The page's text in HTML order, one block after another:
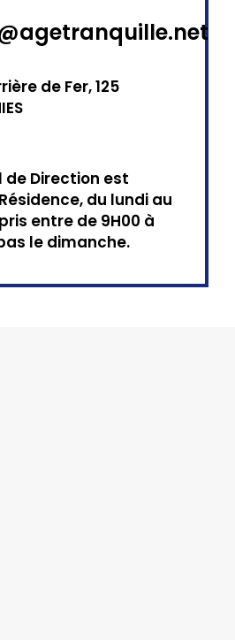
de Fer, 125
de Direction est
du lundi au
entre de 9H00 à
le dimanche.